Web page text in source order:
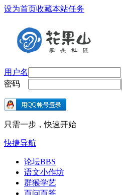
设为首页收藏本站任务
用户名
密码
只需一步，快速开始
快捷导航
论坛BBS
语文小作坊
群猴学艺
百问百答